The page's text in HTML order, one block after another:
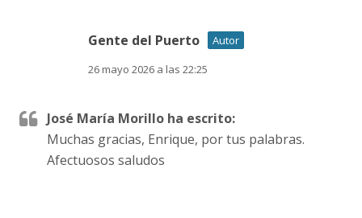
Gente del Puerto
Autor
26 mayo 2026 a las 22:25
José María Morillo ha escrito:
Muchas gracias, Enrique, por tus palabras.
Afectuosos saludos